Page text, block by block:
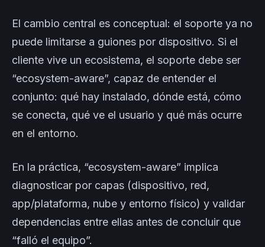
El cambio central es conceptual: el soporte ya no
puede limitarse a guiones por dispositivo. Si el
cliente vive un ecosistema, el soporte debe ser
“ecosystem-aware”, capaz de entender el
conjunto: qué hay instalado, dónde está, cómo
se conecta, qué ve el usuario y qué más ocurre
en el entorno.
En la práctica, “ecosystem-aware” implica
diagnosticar por capas (dispositivo, red,
app/plataforma, nube y entorno físico) y validar
dependencias entre ellas antes de concluir que
“falló el equipo”.